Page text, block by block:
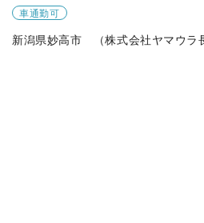
車通勤可
新潟県妙高市 （株式会社ヤマウラ